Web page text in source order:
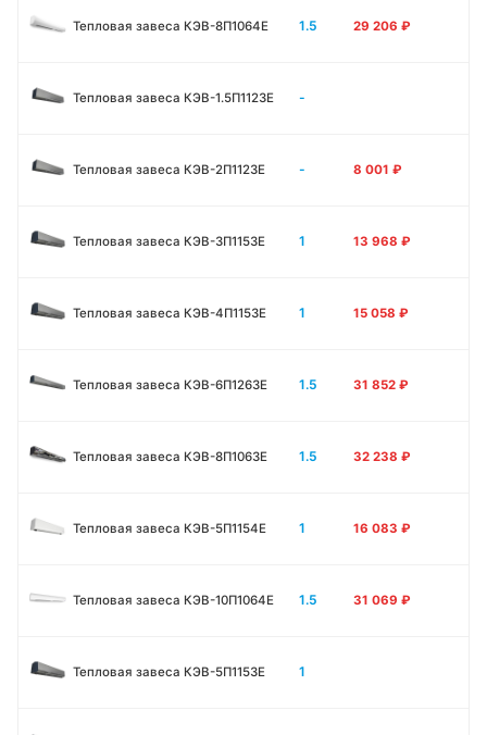
Тепловая завеса КЭВ-8П1064E 1.5 29 206 ₽
Тепловая завеса КЭВ-1.5П1123E -
Тепловая завеса КЭВ-2П1123E - 8 001 ₽
Тепловая завеса КЭВ-3П1153E 1 13 968 ₽
Тепловая завеса КЭВ-4П1153E 1 15 058 ₽
Тепловая завеса КЭВ-6П1263E 1.5 31 852 ₽
Тепловая завеса КЭВ-8П1063E 1.5 32 238 ₽
Тепловая завеса КЭВ-5П1154E 1 16 083 ₽
Тепловая завеса КЭВ-10П1064E 1.5 31 069 ₽
Тепловая завеса КЭВ-5П1153E 1